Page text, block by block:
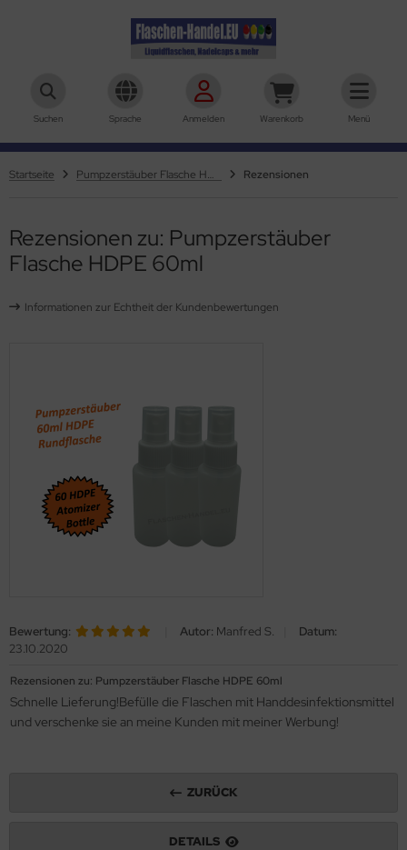
Suchen Sprache Anmelden Warenkorb Menü
Startseite Pumpzerstäuber Flasche HDPE 60ml Rezensionen
Rezensionen zu: Pumpzerstäuber
Flasche HDPE 60ml
Informationen zur Echtheit der Kundenbewertungen
Bewertung: Autor: Manfred S.
Datum:
23.10.2020
Rezensionen zu: Pumpzerstäuber Flasche HDPE 60ml
Schnelle Lieferung!Befülle die Flaschen mit Handdesinfektionsmittel
und verschenke sie an meine Kunden mit meiner Werbung!
ZURÜCK
DETAILS